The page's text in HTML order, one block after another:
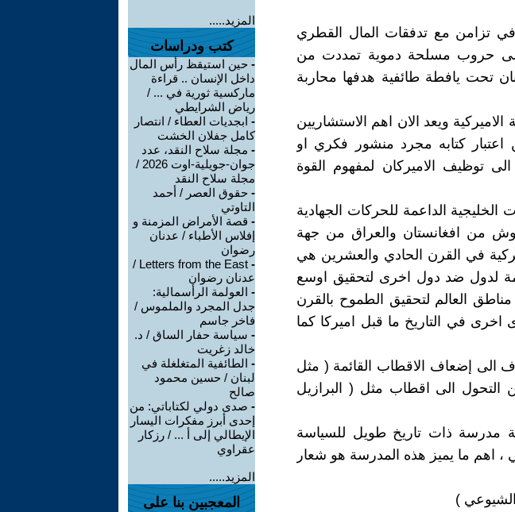
تزامن مع تدفقات المال القطري
الى حروب مسلحة دموية تمددت من
تحت يافطة طائفية هدفها محاربة
ويعد الان اهم الاستشاريين
اعتبار كتابه مجرد منشور فكري او
توظيف الاميركان لمفهوم القوة
الداعمة للحركات الجهادية
من افغانستان والعراق من جهة
في القرن الحادي والعشرين هي
لدول ضد دول اخرى لتحقيق اوسع
العالم لتحقيق الطموح بالقرن
اخرى في التاريخ ما قبل اميركا كما
الى إضعاف الاقطاب القائمة ( مثل
الى اقطاب مثل ( البرازيل
مدرسة ذات تاريخ طويل للسياسة
، اهم ما يميز هذه المدرسة هو شعار
)
المزيد.....
كتب ودراسات
- حين استيقظ رأس المال
داخل الإنسان .. قراءة
ماركسية ثورية في ... /
رياض الشرايطي
- ابجديات العطاء / انتصار
كامل جفلان الخشت
- مجلة سلاح النقد، عدد
جوان-جويلية-اوت 2026 /
مجلة سلاح النقد
- حقوق العصر / أحمد
التاوتي
- قصة الأمراض المزمنة و
إفلاس الأطباء / عدنان
رضوان
-
Letters from the East /
عدنان رضوان
- العولمة الرأسمالية:
جدل المجرد والملموس /
فاخر جاسم
- سياسة حفار الساق / د.
خالد زغريت
- الطائفية المتغلغلة في
لبنان / حسين محمود
صالح
- صدى دولي لكتاباتي: من
إحدى أبرز مفكرات اليسار
الإيطالي إلى أ ... / رزكار
عقراوي
المزيد.....
المعجبين بنا على